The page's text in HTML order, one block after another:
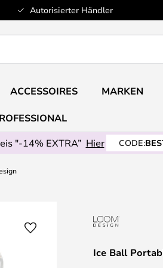
Autorisierter Händler
ACCESSOIRES MARKEN
"-14% EXTRA” Hier CODE:
Ice Ball